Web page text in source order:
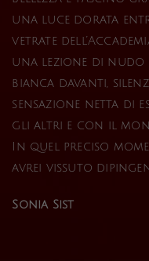
una luce dorata
vetrate
una lezione di nudo
bianca davanti,
sensazione netta di
gli altri e con il
In quel preciso
avrei vissuto
Sonia Sist​